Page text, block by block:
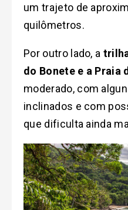
um trajeto de
quilômetros.
Por outro lado, a
do Bonete e a Praia
moderado, com
inclinados e com
que dificulta ainda